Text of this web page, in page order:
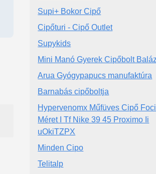
Supi+ Bokor Cipő
Cipőturi - Cipő Outlet
Supykids
Mini Manó Gyerek Cipőbolt
Arua Gyógypapucs manufaktúra
Barnabás cipőboltja
Hypervenomx Műfüves Cipő
Méret I Tf Nike 39 45 Proximo Ii
uOkiTZPX
Minden Cipo
Telitalp